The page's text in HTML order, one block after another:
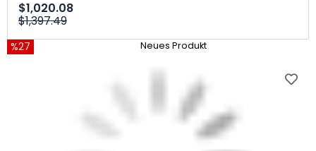
$1,020.08
$1,397.49
%27 Neues Produkt